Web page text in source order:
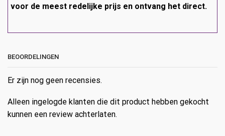
voor de meest redelijke prijs en ontvang het direct.
BEOORDELINGEN
Er zijn nog geen recensies.
Alleen ingelogde klanten die dit product hebben gekocht
kunnen een review achterlaten.